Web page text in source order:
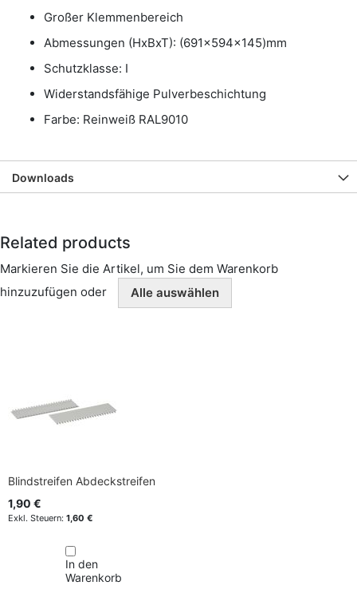
Großer Klemmenbereich
Abmessungen (HxBxT): (691x594x145)mm
Schutzklasse: I
Widerstandsfähige Pulverbeschichtung
Farbe: Reinweiß RAL9010
Downloads
Related products
Markieren Sie die Artikel, um Sie dem Warenkorb
hinzuzufügen oder
Alle auswählen
Blindstreifen Abdeckstreifen
1,90 €
1,60 €
In den
Warenkorb